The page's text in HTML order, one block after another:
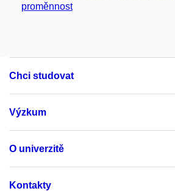
proměnnost
Chci studovat
Výzkum
O univerzitě
Kontakty